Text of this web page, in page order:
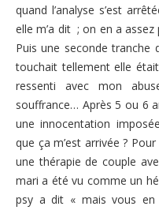
quand l’analyse s’est
elle m’a dit ; on en a
Puis une seconde tranche
touchait tellement elle
ressenti avec mon
souffrance… Après 5 ou 6
une innocentation
que ça m’est arrivée ?
une thérapie de couple
mari a été vu comme un
psy a dit « mais vous en